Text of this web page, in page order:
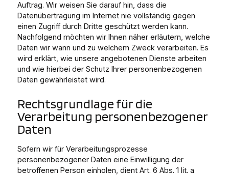
Auftrag. Wir weisen Sie darauf hin, dass die
Datenübertragung im Internet nie vollständig gegen
einen Zugriff durch Dritte geschützt werden kann.
Nachfolgend möchten wir Ihnen näher erläutern, welche
Daten wir wann und zu welchem Zweck verarbeiten. Es
wird erklärt, wie unsere angebotenen Dienste arbeiten
und wie hierbei der Schutz Ihrer personenbezogenen
Daten gewährleistet wird.
Rechtsgrundlage für die
Verarbeitung personenbezogener
Daten
Sofern wir für Verarbeitungsprozesse
personenbezogener Daten eine Einwilligung der
betroffenen Person einholen, dient Art. 6 Abs. 1 lit. a